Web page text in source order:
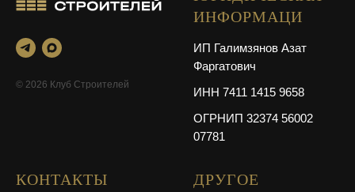
© 2026 Клуб Строителей
ИНФОРМАЦИ
ИП Галимзянов Азат
Фаргатович
ИНН 7411 1415 9658
ОГРНИП 32374 56002
07781
КОНТАКТЫ ДРУГОЕ